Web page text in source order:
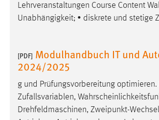
Lehrveranstaltungen Course Content
Unabhängigkeit; • diskrete und stetige
[PDF] Modulhandbuch IT und
2024/2025
g und Prüfungsvorbereitung
Zufallsvariablen,
Drehfeldmaschinen, Zweipunkt-